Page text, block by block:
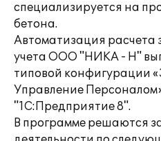
специализируется на
бетона.
Автоматизация расчета
учета ООО "НИКА - Н"
типовой конфигурации
Управление
"1С:Предприятие 8".
В программе решаются